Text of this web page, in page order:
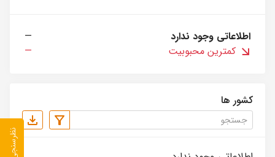
اطلاعاتی وجود ندارد
—
کمترین محبوبیت
—
کشور ها
نظرسنجی